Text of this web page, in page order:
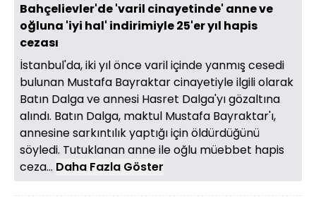
Bahçelievler'de 'varil cinayetinde' anne ve
oğluna 'iyi hal' indirimiyle 25'er yıl hapis
cezası
İstanbul'da, iki yıl önce varil içinde yanmış cesedi
bulunan Mustafa Bayraktar cinayetiyle ilgili olarak
Batın Dalga ve annesi Hasret Dalga'yı gözaltına
alındı. Batın Dalga, maktul Mustafa Bayraktar'ı,
annesine sarkıntılık yaptığı için öldürdüğünü
söyledi. Tutuklanan anne ile oğlu müebbet hapis
ceza... Daha Fazla Göster